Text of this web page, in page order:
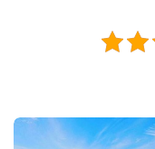
Post